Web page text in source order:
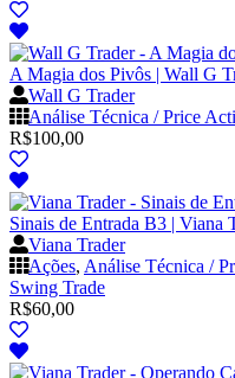
A Magia dos Pivôs | Wall G
Wall G Trader
Análise Técnica / Price
R$100,00
Sinais de Entrada B3 | Viana
Viana Trader
Ações, Análise Técnica /
Swing Trade
R$60,00